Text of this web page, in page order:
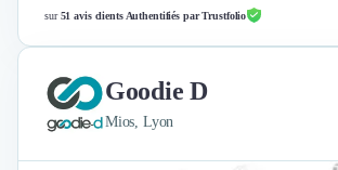
sur51 avis clients Authentifiés par Trustfolio
Goodie D
Mios, Lyon